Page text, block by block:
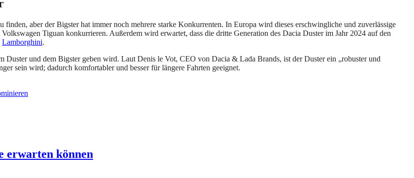
aber der Bigster hat immer noch mehrere starke Konkurrenten. In Europa wird dieses erschwingliche und zuverlässige
Tiguan konkurrieren. Außerdem wird erwartet, dass die dritte Generation des Dacia Duster im Jahr 2024 auf den
Lamborghini.
Duster und dem Bigster geben wird. Laut Denis le Vot, CEO von Dacia & Lada Brands, ist der Duster ein „robuster und
sein wird; dadurch komfortabler und besser für längere Fahrten geeignet.
erwarten können